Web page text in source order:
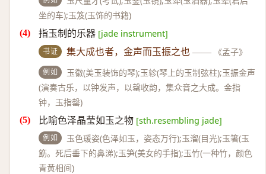
坐的车);玉笈(玉饰的书籍)
指玉制的乐器 [jade instrument]
书证 集大成也者，金声而玉振之也 —— 《孟子》
例如
玉徽(美玉装饰的琴);玉轸(琴上的玉制弦柱);玉振金声
(演奏古乐，以钟发声，以罄收韵，集众音之大成。金指
钟，玉指罄)
比喻色泽晶莹如玉之物 [sth.resembling jade]
例如
玉色瑗姿(色泽如玉，姿态万行);玉溜(目光);玉箸(玉
筯。死后垂下的鼻涕);玉笋(美女的手指);玉竹(一种竹，颜色
青黄相间)